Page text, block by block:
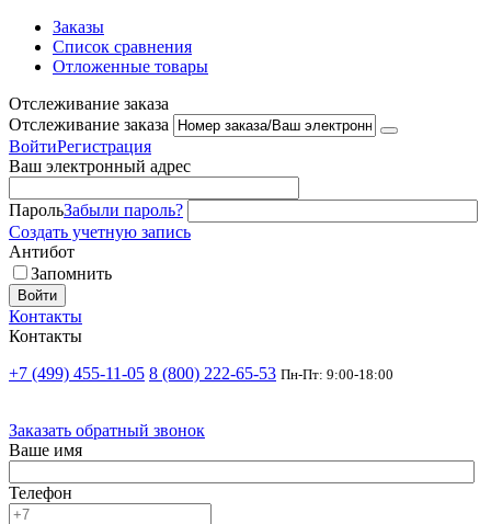
Заказы
Список сравнения
Отложенные товары
Отслеживание заказа
Отслеживание заказа
ВойтиРегистрация
Ваш электронный адрес
ПарольЗабыли пароль?
Создать учетную запись
Антибот
Запомнить
Войти
Контакты
Контакты
+7 (499) 455-11-05 8 (800) 222-65-53 Пн-Пт: 9:00-18:00
Заказать обратный звонок
Ваше имя
Телефон